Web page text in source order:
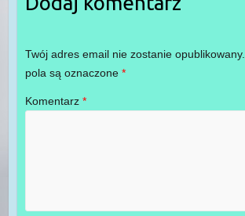
Twój adres email nie zostanie opublikowany.
pola są oznaczone *
Komentarz *